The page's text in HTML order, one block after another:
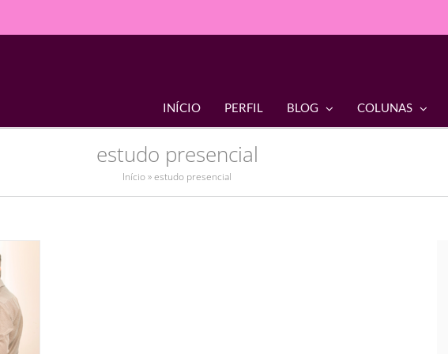
INÍCIO PERFIL BLOG COLUNAS
estudo presencial
Início»estudo presencial